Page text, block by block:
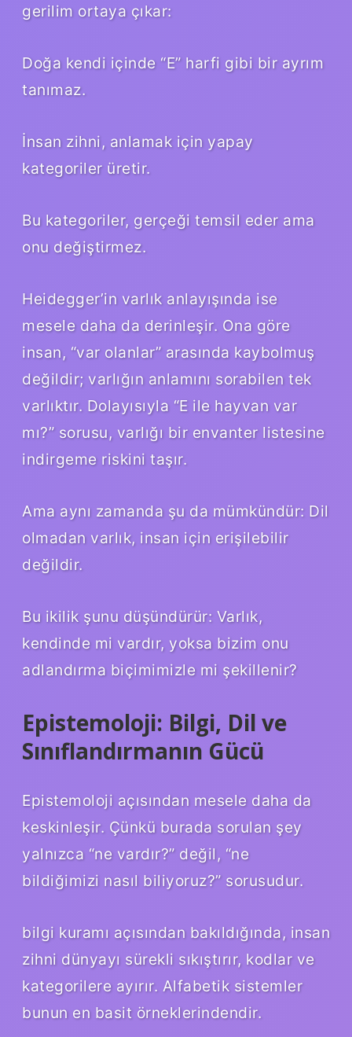
gerilim ortaya çıkar:
Doğa kendi içinde “E” harfi gibi bir ayrım
tanımaz.
İnsan zihni, anlamak için yapay
kategoriler üretir.
Bu kategoriler, gerçeği temsil eder ama
onu değiştirmez.
Heidegger’in varlık anlayışında ise
mesele daha da derinleşir. Ona göre
insan, “var olanlar” arasında kaybolmuş
değildir; varlığın anlamını sorabilen tek
varlıktır. Dolayısıyla “E ile hayvan var
mı?” sorusu, varlığı bir envanter listesine
indirgeme riskini taşır.
Ama aynı zamanda şu da mümkündür: Dil
olmadan varlık, insan için erişilebilir
değildir.
Bu ikilik şunu düşündürür: Varlık,
kendinde mi vardır, yoksa bizim onu
adlandırma biçimimizle mi şekillenir?
Epistemoloji: Bilgi, Dil ve
Sınıflandırmanın Gücü
Epistemoloji açısından mesele daha da
keskinleşir. Çünkü burada sorulan şey
yalnızca “ne vardır?” değil, “ne
bildiğimizi nasıl biliyoruz?” sorusudur.
bilgi kuramı açısından bakıldığında, insan
zihni dünyayı sürekli sıkıştırır, kodlar ve
kategorilere ayırır. Alfabetik sistemler
bunun en basit örneklerindendir.